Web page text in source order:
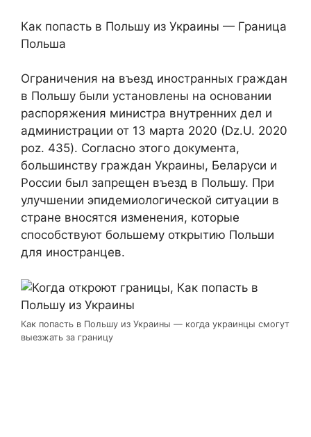
Как попасть в Польшу из Украины — Граница
Польша
Ограничения на въезд иностранных граждан
в Польшу были установлены на основании
распоряжения министра внутренних дел и
администрации от 13 марта 2020 (Dz.U. 2020
poz. 435). Согласно этого документа,
большинству граждан Украины, Беларуси и
России был запрещен въезд в Польшу. При
улучшении эпидемиологической ситуации в
стране вносятся изменения, которые
способствуют большему открытию Польши
для иностранцев.
Как попасть в Польшу из Украины — когда украинцы смогут
выезжать за границу